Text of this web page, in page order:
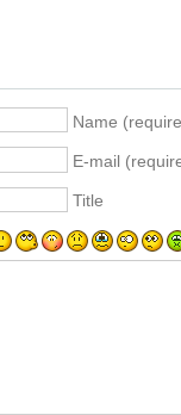
Name
E-mail
Title